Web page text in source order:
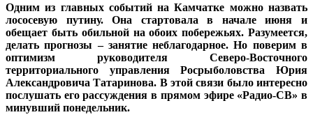
Одним из главных событий на Камчатке можно назвать
лососевую путину. Она стартовала в начале июня и
обещает быть обильной на обоих побережьях. Разумеется,
делать прогнозы – занятие неблагодарное. Но поверим в
оптимизм руководителя Северо-Восточного
территориального управления Росрыболовства Юрия
Александровича Татаринова. В этой связи было интересно
послушать его рассуждения в прямом эфире «Радио-СВ» в
минувший понедельник.